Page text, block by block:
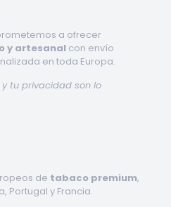
a ofrecer
y artesanal con envío
en toda Europa.
tu privacidad son lo
de tabaco premium,
Portugal y Francia.